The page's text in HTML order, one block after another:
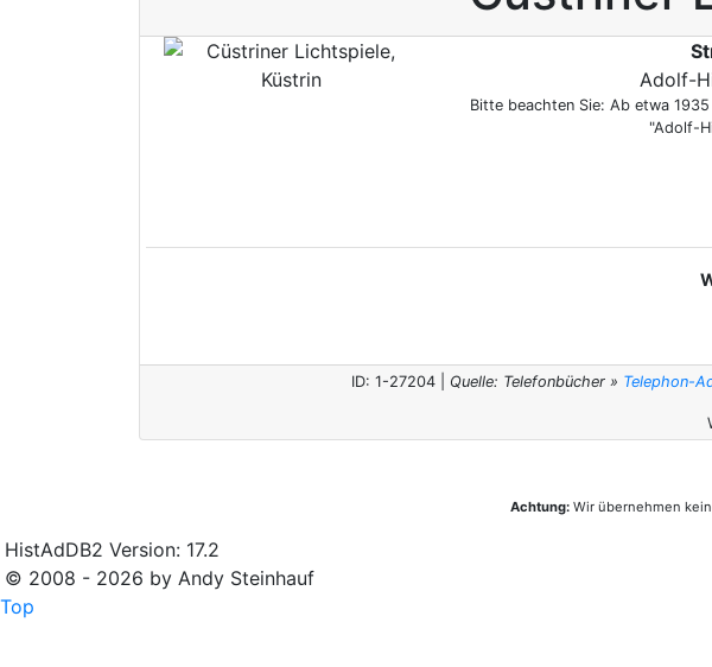
Adolf-
Bitte beachten Sie: Ab etwa
"Adolf-
ID: 1-27204 | Quelle: Telefonbücher » Telephon-
Achtung:Wir übernehmen
HistAdDB2 Version: 17.2
© 2008 - 2026 by Andy Steinhauf
Top